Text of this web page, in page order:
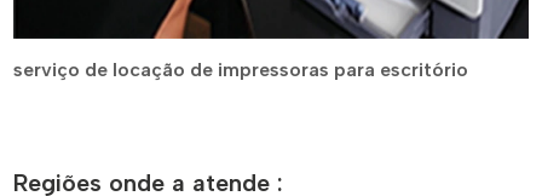
serviço de locação de impressoras para escritório
Regiões onde a atende :